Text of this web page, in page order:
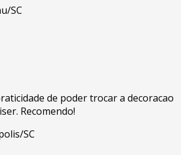
SC
de poder trocar a decoracao
Recomendo!
SC